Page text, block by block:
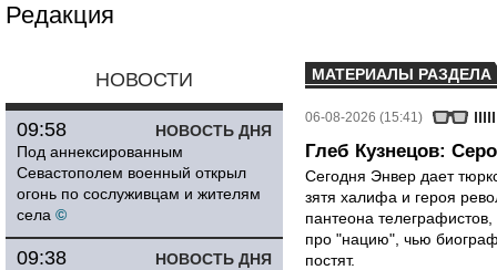
Редакция
НОВОСТИ
НОВОСТЬ ДНЯ
09:58
Под аннексированным
Севастополем военный открыл
огонь по сослуживцам и жителям
села ©
НОВОСТЬ ДНЯ
09:38
МАТЕРИАЛЫ РАЗДЕЛА
06-08-2026 (15:41)
Глеб Кузнецов:
Сегодня Энвер дает
зятя халифа и героя
пантеона
про "нацию", чью
постят.